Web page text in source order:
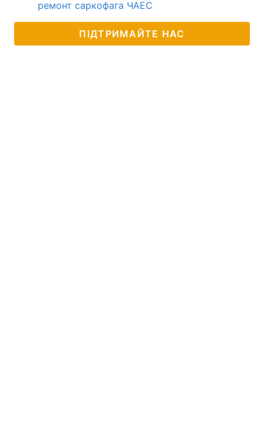
ремонт саркофага ЧАЕС
ПІДТРИМАЙТЕ НАС